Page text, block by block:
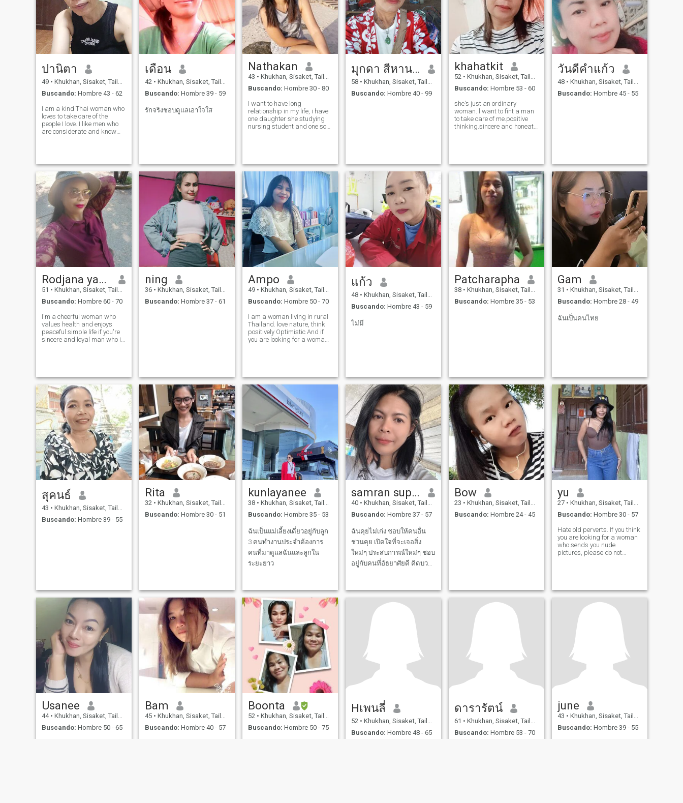
ปานิตา
49 • Khukhan, Sisaket, Tailandia
Buscando: Hombre 43 - 62
I am a kind Thai woman who
loves to take care of the
people I love. I like men who
are considerate and know
เดือน
42 • Khukhan, Sisaket, Tailandia
Buscando: Hombre 39 - 59
รักจริงชอบดูแลเอาใจใส
Nathakan
43 • Khukhan, Sisaket, Tailandia
Buscando: Hombre 30 - 80
I want to have long
relationship in my life, i have
one daughter she studying
nursing student and one son
children. If you love me the
มุกดา สีหานารินทร์
58 • Khukhan, Sisaket, Tailandia
Buscando: Hombre 40 - 99
khahatkit
52 • Khukhan, Sisaket, Tailandia
Buscando: Hombre 53 - 60
she's just an ordinary
woman. l want to fint a man
to take care of me.positive
thinking.sincere and honeat l
วันดีคำแก้ว
48 • Khukhan, Sisaket, Tailandia
Buscando: Hombre 45 - 55
Rodjana yana
51 • Khukhan, Sisaket, Tailandia
Buscando: Hombre 60 - 70
I'm a cheerful woman who
values health and enjoys
peaceful simple life if you're
sincere and loyal man who is
to reach out and get to kno
ning
36 • Khukhan, Sisaket, Tailandia
Buscando: Hombre 37 - 61
Ampo
49 • Khukhan, Sisaket, Tailandia
Buscando: Hombre 50 - 70
I am a woman living in rural
Thailand. love nature, think
positively Optimistic And if
you are looking for a woman
แก้ว
48 • Khukhan, Sisaket, Tailandia
Buscando: Hombre 43 - 59
ไม่มี
Patcharapha
38 • Khukhan, Sisaket, Tailandia
Buscando: Hombre 35 - 53
Gam
31 • Khukhan, Sisaket, Tailandia
Buscando: Hombre 28 - 49
ฉันเป็นคนไทย
สุคนธ์
43 • Khukhan, Sisaket, Tailandia
Buscando: Hombre 39 - 55
Rita
32 • Khukhan, Sisaket, Tailandia
Buscando: Hombre 30 - 51
kunlayanee
38 • Khukhan, Sisaket, Tailandia
Buscando: Hombre 35 - 53
ฉันเป็นแม่เลี้ยงเดี่ยวอยู่กับลูก
3 คนทำงานประจำต้องการ
คนที่มาดูแลฉันและลูกใน
ระยะยาว
samran suparat
40 • Khukhan, Sisaket, Tailandia
Buscando: Hombre 37 - 57
ฉันคุยไม่เก่ง ชอบให้คนอื่น
ชวนคุย เปิดใจที่จะเจอสิ่ง
ใหม่ๆ ประสบการณ์ใหม่ๆ ชอบ
อยู่กับคนที่อัธยาศัยดี คิดบวก
Bow
23 • Khukhan, Sisaket, Tailandia
Buscando: Hombre 24 - 45
yu
27 • Khukhan, Sisaket, Tailandia
Buscando: Hombre 30 - 57
Hate old perverts. If you think
you are looking for a woman
who sends you nude
pictures, please do not
Usanee
44 • Khukhan, Sisaket, Tailandia
Buscando: Hombre 50 - 65
Bam
45 • Khukhan, Sisaket, Tailandia
Buscando: Hombre 40 - 57
Boonta
52 • Khukhan, Sisaket, Tailandia
Buscando: Hombre 50 - 75
Hเพนลี่
52 • Khukhan, Sisaket, Tailandia
Buscando: Hombre 48 - 65
ดารารัตน์
61 • Khukhan, Sisaket, Tailandia
Buscando: Hombre 53 - 70
june
43 • Khukhan, Sisaket, Tailandia
Buscando: Hombre 39 - 55